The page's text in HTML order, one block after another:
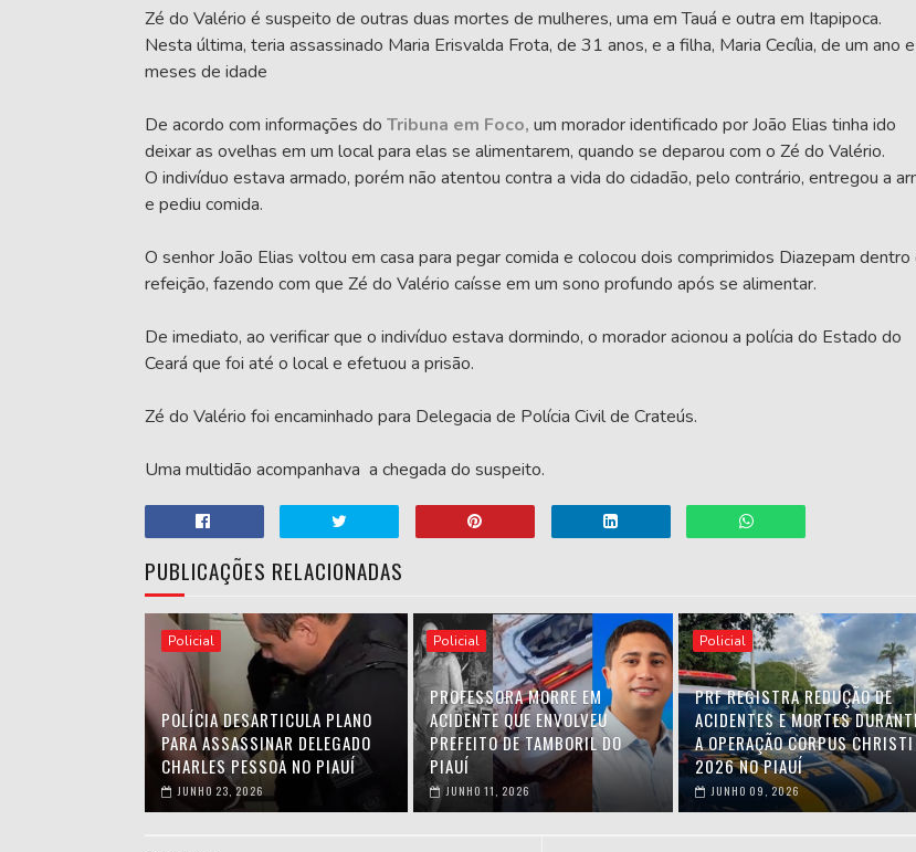
Zé do Valério é suspeito de outras duas mortes de mulheres, uma em Tauá e outra em Itapipoca.
Nesta última, teria assassinado Maria Erisvalda Frota, de 31 anos, e a filha, Maria Cecília, de um ano
meses de idade
De acordo com informações do Tribuna em Foco, um morador identificado por João Elias tinha ido
deixar as ovelhas em um local para elas se alimentarem, quando se deparou com o Zé do Valério.
O indivíduo estava armado, porém não atentou contra a vida do cidadão, pelo contrário, entregou a
e pediu comida.
O senhor João Elias voltou em casa para pegar comida e colocou dois comprimidos Diazepam dentro
refeição, fazendo com que Zé do Valério caísse em um sono profundo após se alimentar.
De imediato, ao verificar que o indivíduo estava dormindo, o morador acionou a polícia do Estado do
Ceará que foi até o local e efetuou a prisão.
Zé do Valério foi encaminhado para Delegacia de Polícia Civil de Crateús.
Uma multidão acompanhava a chegada do suspeito.
PUBLICAÇÕES RELACIONADAS
Policial
POLÍCIA DESARTICULA PLANO
PARA ASSASSINAR DELEGADO
CHARLES PESSOA NO PIAUÍ
JUNHO 23, 2026
Policial
PROFESSORA MORRE EM
ACIDENTE QUE ENVOLVEU
PREFEITO DE TAMBORIL DO
PIAUÍ
JUNHO 11, 2026
Policial
PRF REGISTRA REDUÇÃO DE
ACIDENTES E MORTES
A OPERAÇÃO CORPUS CHRISTI
2026 NO PIAUÍ
JUNHO 09, 2026